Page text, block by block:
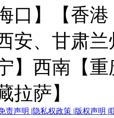
口】
【香
安、甘肃
】 西南【
拉萨】
责声明 |隐私权政策 |版权声明 |